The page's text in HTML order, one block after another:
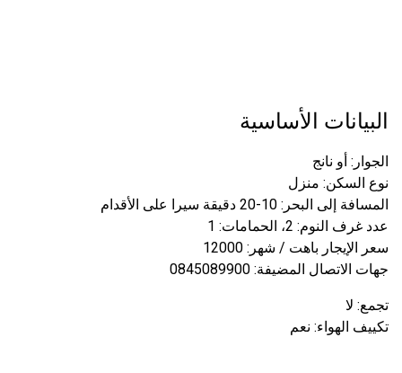
البيانات الأساسية
الجوار: أو نانج
نوع السكن: منزل
المسافة إلى البحر: 10-20 دقيقة سيرا على الأقدام
عدد غرف النوم: 2، الحمامات: 1
سعر الإيجار باهت / شهر: 12000
جهات الاتصال المضيفة: 0845089900
تجمع: لا
تكييف الهواء: نعم